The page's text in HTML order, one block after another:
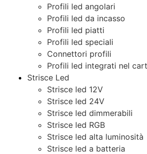
Profili led angolari
Profili led da incasso
Profili led piatti
Profili led speciali
Connettori profili
Profili led integrati nel
Strisce Led
Strisce led 12V
Strisce led 24V
Strisce led dimmerabili
Strisce led RGB
Strisce led alta luminosità
Strisce led a batteria